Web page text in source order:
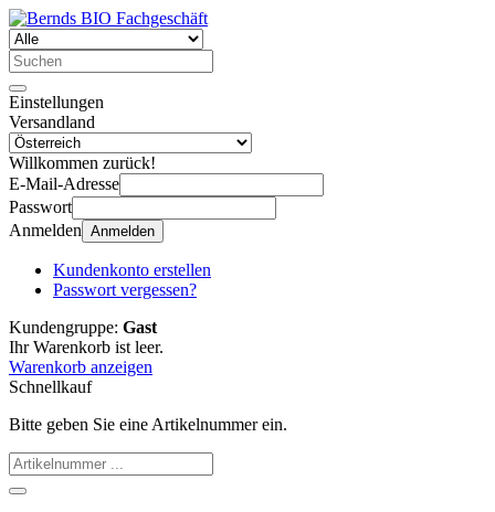
Einstellungen
Versandland
Willkommen zurück!
E-Mail-Adresse
Passwort
Anmelden Anmelden
Kundenkonto erstellen
Passwort vergessen?
Kundengruppe: Gast
Ihr Warenkorb ist leer.
Warenkorb anzeigen
Schnellkauf
Bitte geben Sie eine Artikelnummer ein.